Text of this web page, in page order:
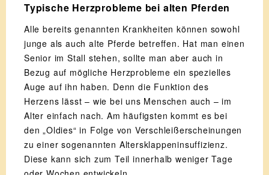
Typische Herzprobleme bei alten Pferden
Alle bereits genannten Krankheiten können sowohl
junge als auch alte Pferde betreffen. Hat man einen
Senior im Stall stehen, sollte man aber auch in
Bezug auf mögliche Herzprobleme ein spezielles
Auge auf ihn haben. Denn die Funktion des
Herzens lässt – wie bei uns Menschen auch – im
Alter einfach nach. Am häufigsten kommt es bei
den „Oldies“ in Folge von Verschleißerscheinungen
zu einer sogenannten Altersklappeninsuffizienz.
Diese kann sich zum Teil innerhalb weniger Tage